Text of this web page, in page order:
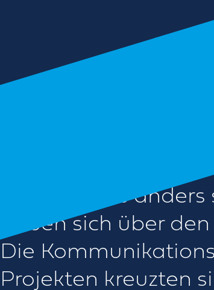
Wie sollte es
haben sich über
Die
Projekten kreuzten